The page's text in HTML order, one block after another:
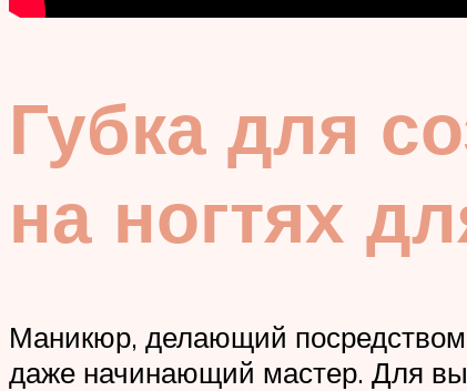
Губка для
на ногтях
Маникюр, делающий посредством
даже начинающий мастер. Для